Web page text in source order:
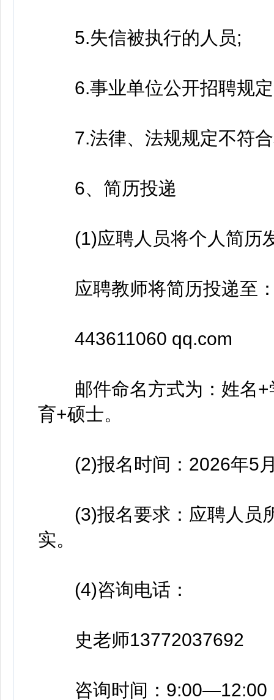
5.失信被执行的人员;
6.事业单位公开招聘规定
7.法律、法规规定不符合
6、简历投递
(1)应聘人员将个人简历
应聘教师将简历投递至
443611060 qq.com
邮件命名方式为：姓名+
育+硕士。
(2)报名时间：2026年5月
(3)报名要求：应聘人员
实。
(4)咨询电话：
史老师13772037692
咨询时间：9:00—12:00